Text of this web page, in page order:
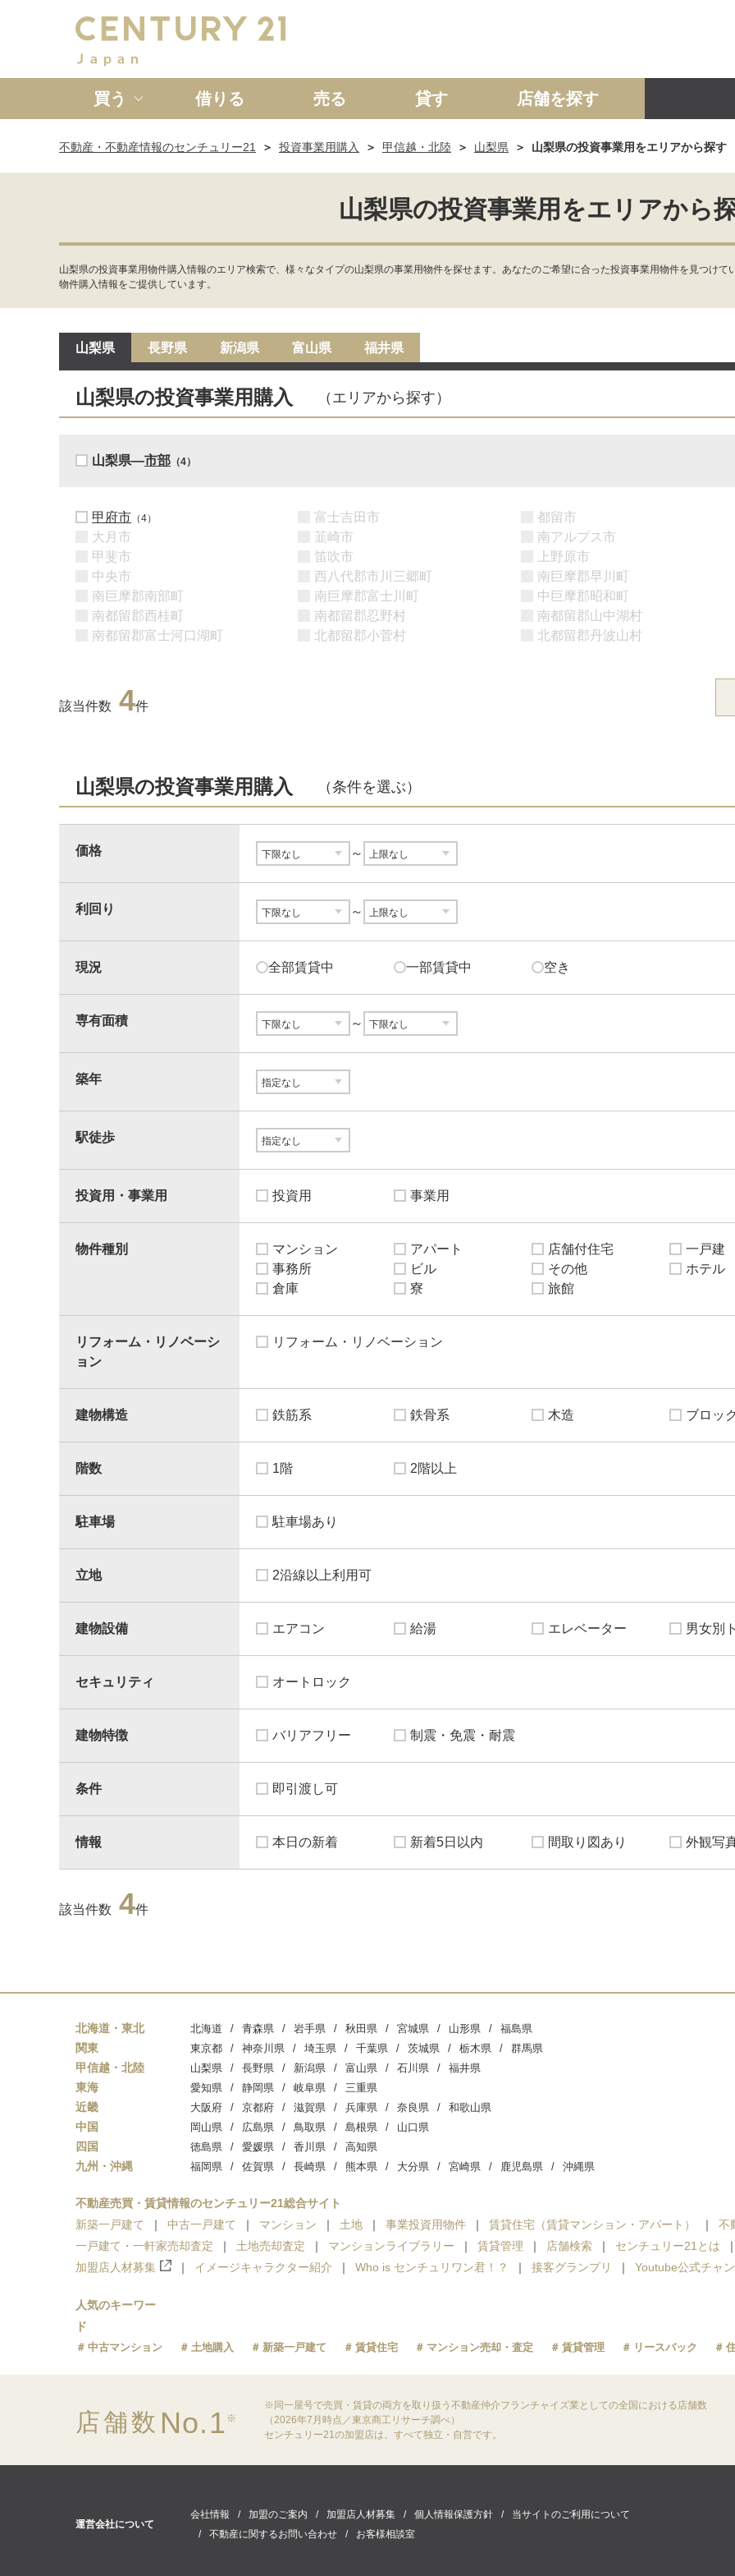
買う
新築一戸建て 中古一戸建て マンション 土地 事業投資用
借りる 売る 貸す 店舗を探す
不動産・不動産情報のセンチュリー21 投資事業用購入 甲信越・北陸 山梨県 山梨県の投資事業用をエリアから探す
山梨県の投資事業用をエリアから
山梨県の投資事業用物件購入情報のエリア検索で、様々なタイプの山梨県の事業用物件を探せます。あなたのご希望に合った投資事業用物件を見つけ
物件購入情報をご提供しています。
山梨県 長野県 新潟県 富山県 福井県
山梨県の投資事業用購入 （エリアから探す）
山梨県―市部 （4）
甲府市 （4） 富士吉田市
都留市
大月市
韮崎市
南アルプス市
甲斐市
笛吹市
上野原市
中央市
西八代郡市川三郷町
南巨摩郡早川町
南巨摩郡南部町
南巨摩郡富士川町
中巨摩郡昭和町
南都留郡西桂町
南都留郡忍野村
南都留郡山中湖村
南都留郡富士河口湖町
北都留郡小菅村 北都留郡丹波山村
該当件数 4件
山梨県の投資事業用購入 （条件を選ぶ）
価格 ～
利回り ～
現況 全部賃貸中 一部賃貸中 空き
専有面積 ～
築年
駅徒歩
投資用・事業用 投資用 事業用
物件種別 マンション アパート 店舗付住宅
一戸建
事務所
ビル その他
ホテル
倉庫
寮 旅館
リフォーム・リノベーシ
ョン
リフォーム・リノベーション
建物構造 鉄筋系 鉄骨系 木造 ブロッ
階数 1階 2階以上
駐車場 駐車場あり
立地 2沿線以上利用可
建物設備 エアコン 給湯 エレベーター 男女別
セキュリティ オートロック
建物特徴 バリアフリー 制震・免震・耐震
条件 即引渡し可
情報 本日の新着 新着5日以内 間取り図あり 外観写
該当件数 4件
北海道・東北 北海道 青森県 岩手県 秋田県 宮城県 山形県 福島県
関東 東京都 神奈川県 埼玉県 千葉県 茨城県 栃木県 群馬県
甲信越・北陸 山梨県 長野県 新潟県 富山県 石川県 福井県
東海 愛知県 静岡県 岐阜県 三重県
近畿 大阪府 京都府 滋賀県 兵庫県 奈良県 和歌山県
中国 岡山県 広島県 鳥取県 島根県 山口県
四国 徳島県 愛媛県 香川県 高知県
九州・沖縄 福岡県 佐賀県 長崎県 熊本県 大分県 宮崎県 鹿児島県 沖縄県
不動産売買・賃貸情報のセンチュリー21総合サイト
新築一戸建て
中古一戸建て マンション 土地 事業投資用物件 賃貸住宅（賃貸マンション・アパート）
不
一戸建て・一軒家売却査定
土地売却査定 マンションライブラリー 賃貸管理 店舗検索
センチュリー21とは
加盟店人材募集
イメージキャラクター紹介 Who is センチュリワン君！？ 接客グランプリ Youtube公式チャ
人気のキーワー
ド
中古マンション 土地購入 新築一戸建て 賃貸住宅 マンション売却・査定 賃貸管理 リースバック
店舗数 No.1 ※
※同一屋号で売買・賃貸の両方を取り扱う不動産仲介フランチャイズ業としての全国における店舗数
（2026年7月時点／東京商工リサーチ調べ）
センチュリー21の加盟店は、すべて独立・自営です。
運営会社について
会社情報 加盟のご案内 加盟店人材募集 個人情報保護方針
当サイトのご利用について
不動産に関するお問い合わせ
お客様相談室